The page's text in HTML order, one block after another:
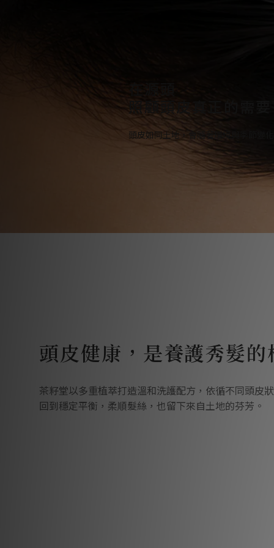
在源頭
照顧頭皮真正的需要
頭皮如同土地，會隨著環境與季節變
頭皮健康，是養護秀髮
茶籽堂以多重植萃打造溫和洗護配方，依循不同頭皮
回到穩定平衡，柔順髮絲，也留下來自土地的芬芳。